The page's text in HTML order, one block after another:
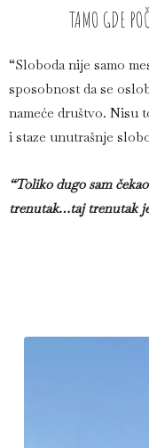
TAMO GDE
“Sloboda nije samo
sposobnost da se
nameće društvo. Nisu
i staze unutrašnje
“Toliko dugo sam
trenutak…taj trenutak